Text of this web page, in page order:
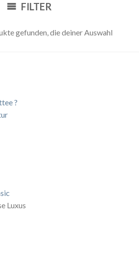
FILTER
gefunden, die deiner Auswahl
?
Luxus